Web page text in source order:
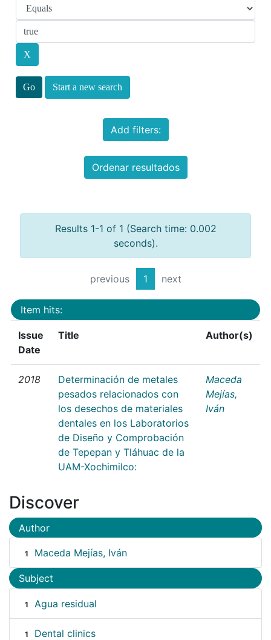
Start a new search
Add filters:
Ordenar resultados
Results 1-1 of 1 (Search time: 0.002
seconds).
previous 1 next
Item hits:
Issue
Date
Title Author(s)
2018
Determinación de metales
pesados relacionados con
los desechos de materiales
dentales en los Laboratorios
de Diseño y Comprobación
de Tepepan y Tláhuac de la
UAM-Xochimilco:
Maceda
Mejías,
Iván
Discover
Author
1 Maceda Mejías, Iván
Subject
1 Agua residual
1 Dental clinics